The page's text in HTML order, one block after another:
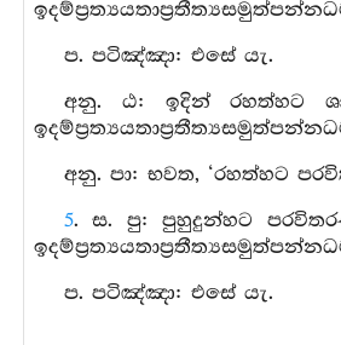
ප. පටිඤ්ඤා: එසේ යැ.
අනු. ඨ: ඉදින් රහත්හට
අනු. පා: භවත, ‘රහත්හට
5. ස. පු: පුහුදුන්හට
ප. පටිඤ්ඤා: එසේ යැ.